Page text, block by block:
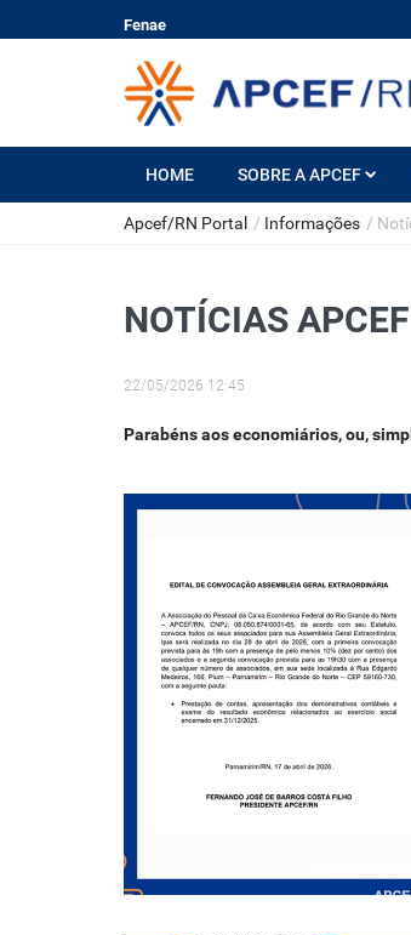
Fenae
HOME SOBRE A APCEF
Apcef/RN Portal / Informações /
NOTÍCIAS APCEF
22/05/2026 12:45
Parabéns aos economiários, ou,